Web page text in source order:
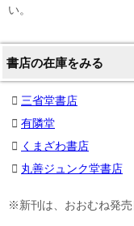
い。
書店の在庫をみる
三省堂書店
有隣堂
くまざわ書店
丸善ジュンク堂書店
※新刊は、おおむね発